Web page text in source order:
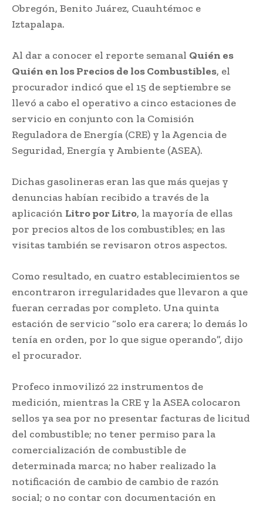
Obregón, Benito Juárez, Cuauhtémoc e
Iztapalapa.
Al dar a conocer el reporte semanal Quién es
Quién en los Precios de los Combustibles, el
procurador indicó que el 15 de septiembre se
llevó a cabo el operativo a cinco estaciones de
servicio en conjunto con la Comisión
Reguladora de Energía (CRE) y la Agencia de
Seguridad, Energía y Ambiente (ASEA).
Dichas gasolineras eran las que más quejas y
denuncias habían recibido a través de la
aplicación Litro por Litro, la mayoría de ellas
por precios altos de los combustibles; en las
visitas también se revisaron otros aspectos.
Como resultado, en cuatro establecimientos se
encontraron irregularidades que llevaron a que
fueran cerradas por completo. Una quinta
estación de servicio “solo era carera; lo demás lo
tenía en orden, por lo que sigue operando”, dijo
el procurador.
Profeco inmovilizó 22 instrumentos de
medición, mientras la CRE y la ASEA colocaron
sellos ya sea por no presentar facturas de licitud
del combustible; no tener permiso para la
comercialización de combustible de
determinada marca; no haber realizado la
notificación de cambio de cambio de razón
social; o no contar con documentación en